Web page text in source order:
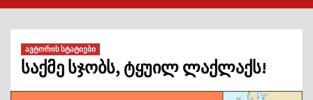
ავტორის სტატიები
საქმე სჯობს, ტყუილ ლაქლაქს!